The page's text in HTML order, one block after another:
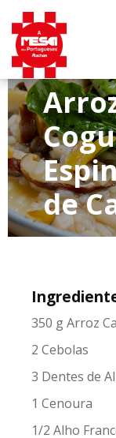
de
350 g Arroz
2 Cebolas
3 Dentes de
1 Cenoura
1/2 Alho